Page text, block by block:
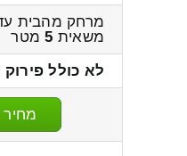
מרחק מהבית
משאית 5מטר
לא כולל פירוק
מחיר